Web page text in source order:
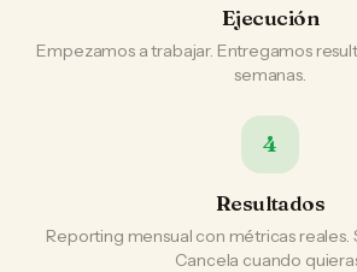
Ejecución
Empezamos a trabajar. Entregamos
semanas.
4
Resultados
Reporting mensual con métricas reales.
Cancela cuando